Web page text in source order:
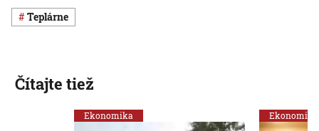
teplárne
Čítajte tiež
Ekonomika Ekonomika